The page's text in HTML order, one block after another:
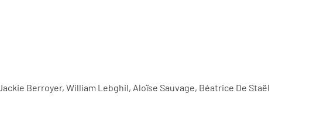
Berroyer, William Lebghil, Aloïse Sauvage, Béatrice De Staël